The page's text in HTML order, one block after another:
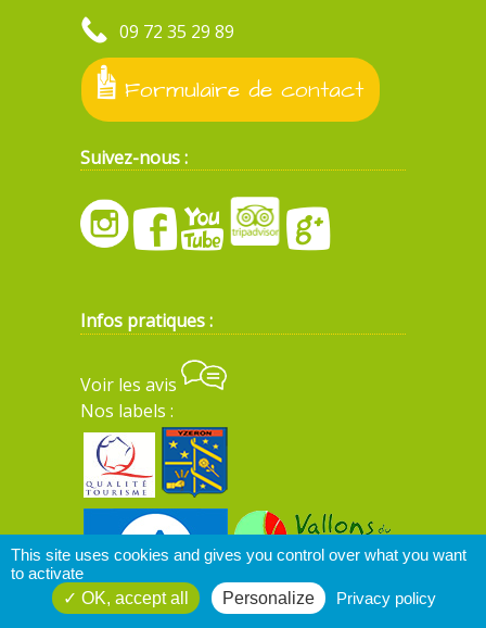
09 72 35 29 89
Formulaire de contact
Suivez-nous :
Infos pratiques :
Voir les avis
Nos labels :
This site uses cookies and gives you control over what you want
to activate
OK, accept all
Personalize Privacy policy